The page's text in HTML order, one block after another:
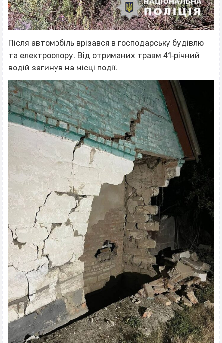
Після автомобіль врізався в господарську будівлю
та електроопору. Від отриманих травм 41‐річний
водій загинув на місці події.